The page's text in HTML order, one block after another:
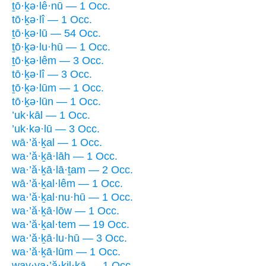
ṯō·ḵə·lê·nū — 1 Occ.
tō·ḵə·lî — 1 Occ.
ṯō·ḵə·lū — 54 Occ.
ṯō·ḵə·lu·hū — 1 Occ.
ṯō·ḵə·lêm — 3 Occ.
tō·ḵə·lî — 3 Occ.
ṯō·ḵə·lūm — 1 Occ.
tō·ḵə·lūn — 1 Occ.
’uk·kāl — 1 Occ.
’uk·kə·lū — 3 Occ.
wā·’ă·ḵal — 1 Occ.
wa·’ă·ḵā·lāh — 1 Occ.
wa·’ă·ḵā·lā·ṯam — 2 Occ.
wā·’ă·ḵal·lêm — 1 Occ.
wa·’ă·ḵal·nu·hū — 1 Occ.
wa·’ă·ḵā·lōw — 1 Occ.
wa·’ă·ḵal·tem — 19 Occ.
wa·’ă·ḵā·lu·hū — 3 Occ.
wa·’ă·ḵā·lūm — 1 Occ.